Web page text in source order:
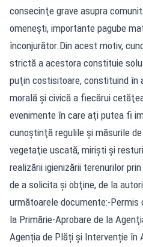
consecinţe grave asupra
omeneşti, importante pagube
înconjurător.Din acest motiv,
strictă a acestora constituie
puţin costisitoare, constituind în
morală şi civică a fiecărui
evenimente în care aţi putea fi
cunoştinţă regulile şi măsurile
vegetaţie uscată, mirişti şi
realizării igienizării terenurilor
de a solicita şi obţine, de la
următoarele documente:-
la Primărie-Aprobare de la
Agenția de Plăți și Intervenție în